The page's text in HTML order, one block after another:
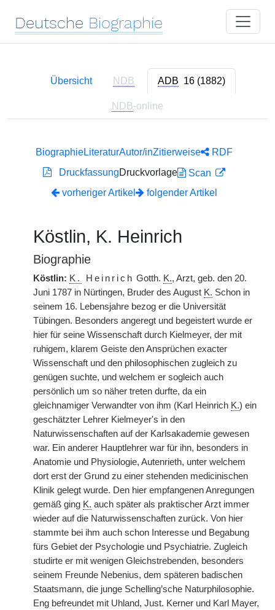
Deutsche Biographie
Übersicht NDB ADB 16 (1882)
NDB-online
BiographieLiteraturAutor/inZitierweise
RDF
DruckfassungDruckvorlage
Scan
vorheriger Artikel
folgender Artikel
Köstlin, K. Heinrich
Biographie
Köstlin: K. Heinrich Gotth. K., Arzt, geb. den 20.
Juni 1787 in Nürtingen, Bruder des August K. Schon in
seinem 16. Lebensjahre bezog er die Universität
Tübingen. Besonders angeregt und begeistert wurde er
hier für seine Wissenschaft durch Kielmeyer, der mit
ruhigem, klarem Geiste den Ansprüchen exacter
Wissenschaft und den philosophischen zugleich zu
genügen suchte, und welchem er sogleich auch
persönlich um so näher treten durfte, da ein
gleichnamiger Verwandter von ihm (Karl Heinrich K.) ein
geschätzter Lehrer Kielmeyer's in den
Naturwissenschaften auf der Karlsakademie gewesen
war. Ein anderer Hauptlehrer war für ihn, besonders in
Anatomie und Physiologie, Autenrieth, unter welchem
dort erst der Grund zu einer stehenden medicinischen
Klinik gelegt wurde. Den hier empfangenen Anregungen
gemäß ging K. auch später als praktischer Arzt immer
wieder auf die Naturwissenschaften zurück. Von hier
stammte bei ihm auch schon Interesse und Begabung
fürs Gebiet der Psychologie und Psychiatrie. Zugleich
studirte er mit wenigen Gleichstrebenden, besonders
seinem Freunde Nebenius, dem späteren badischen
Staatsmann, die junge Schelling’sche Naturphilosophie.
Eng befreundet mit Uhland, Just. Kerner und Karl Mayer,